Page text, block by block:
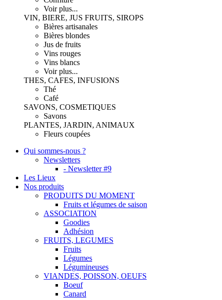
Voir plus...
VIN, BIERE, JUS FRUITS, SIROPS
Bières artisanales
Bières blondes
Jus de fruits
Vins rouges
Vins blancs
Voir plus...
THES, CAFES, INFUSIONS
Thé
Café
SAVONS, COSMETIQUES
Savons
PLANTES, JARDIN, ANIMAUX
Fleurs coupées
Qui sommes-nous ?
Newsletters
- Newsletter #9
Les Lieux
Nos produits
PRODUITS DU MOMENT
Fruits et légumes de saison
ASSOCIATION
Goodies
Adhésion
FRUITS, LEGUMES
Fruits
Légumes
Légumineuses
VIANDES, POISSON, OEUFS
Boeuf
Canard